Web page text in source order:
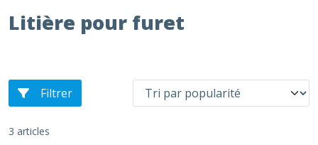
Litière pour furet
Filtrer
3 articles